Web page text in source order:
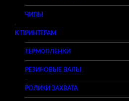
ЧИПЫ
К ПРИНТЕРАМ
ТЕРМОПЛЕНКИ
РЕЗИНОВЫЕ ВАЛЫ
РОЛИКИ ЗАХВАТА